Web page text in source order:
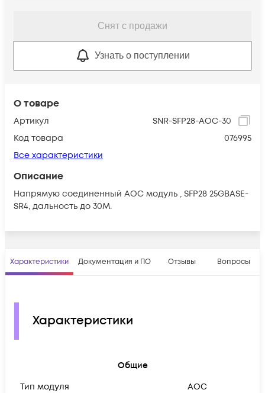
О товаре
Артикул
SNR-SFP28-AOC-30
Код товара
076995
Все характеристики
Описание
Напрямую соединенный AOC модуль , SFP28 25GBASE-
SR4, дальность до 30М.
Снят с продажи
Узнать о поступлении
Характеристики Документация и ПО Отзывы Вопросы
Характеристики
Общие
Тип модуля
AOC